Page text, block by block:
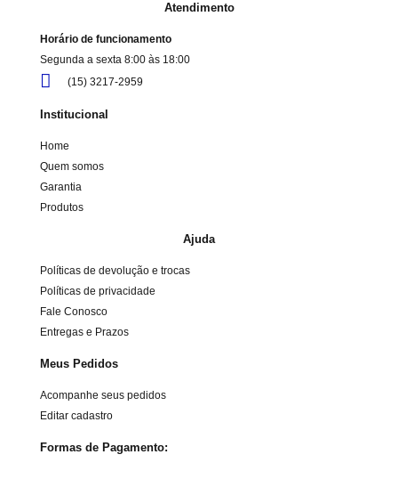
Atendimento
Horário de funcionamento
Segunda a sexta 8:00 às 18:00
(15) 3217-2959
Institucional
Home
Quem somos
Garantia
Produtos
Ajuda
Políticas de devolução e trocas
Políticas de privacidade
Fale Conosco
Entregas e Prazos
Meus Pedidos
Acompanhe seus pedidos
Editar cadastro
Formas de Pagamento: